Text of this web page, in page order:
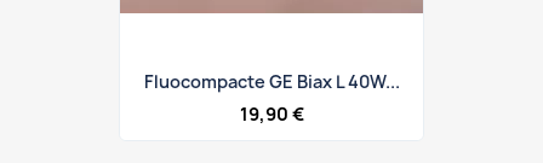
Fluocompacte GE Biax L 40W...
19,90 €